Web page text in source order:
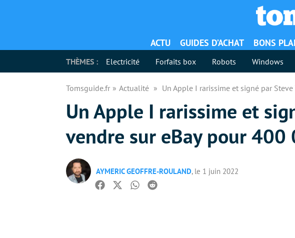
ACTU GUIDES D’ACHAT BONS
THÈMES : Electricité Forfaits box Robots Windows
Tomsguide.fr Actualité Un Apple I rarissime et signé par
Un Apple I rarissime et
vendre sur eBay pour 400
AYMERIC GEOFFRE-ROULAND, le 1 juin 2022
Facebook
TwitterWhatsapp
Reddit